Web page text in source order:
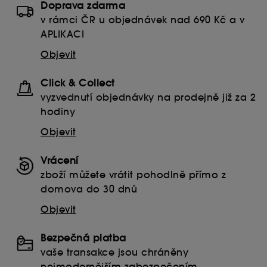
Doprava zdarma
v rámci ČR u objednávek nad 690 Kč a v
APLIKACI
Objevit
Click & Collect
vyzvednutí objednávky na prodejně již za 2
hodiny
Objevit
Vrácení
zboží můžete vrátit pohodlně přímo z
domova do 30 dnů
Objevit
Bezpečná platba
vaše transakce jsou chráněny
zde.